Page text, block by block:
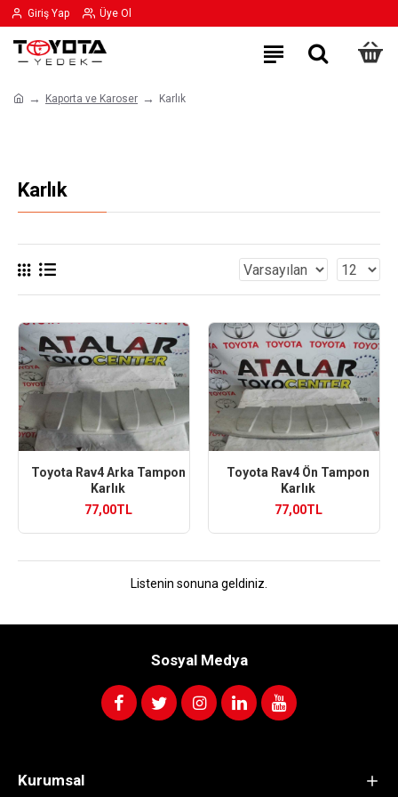
Giriş Yap Üye Ol
Kaporta ve Karoser Karlık
Karlık
Toyota Rav4 Arka Tampon
Karlık
77,00TL
Toyota Rav4 Ön Tampon
Karlık
77,00TL
Listenin sonuna geldiniz.
Sosyal Medya
Kurumsal